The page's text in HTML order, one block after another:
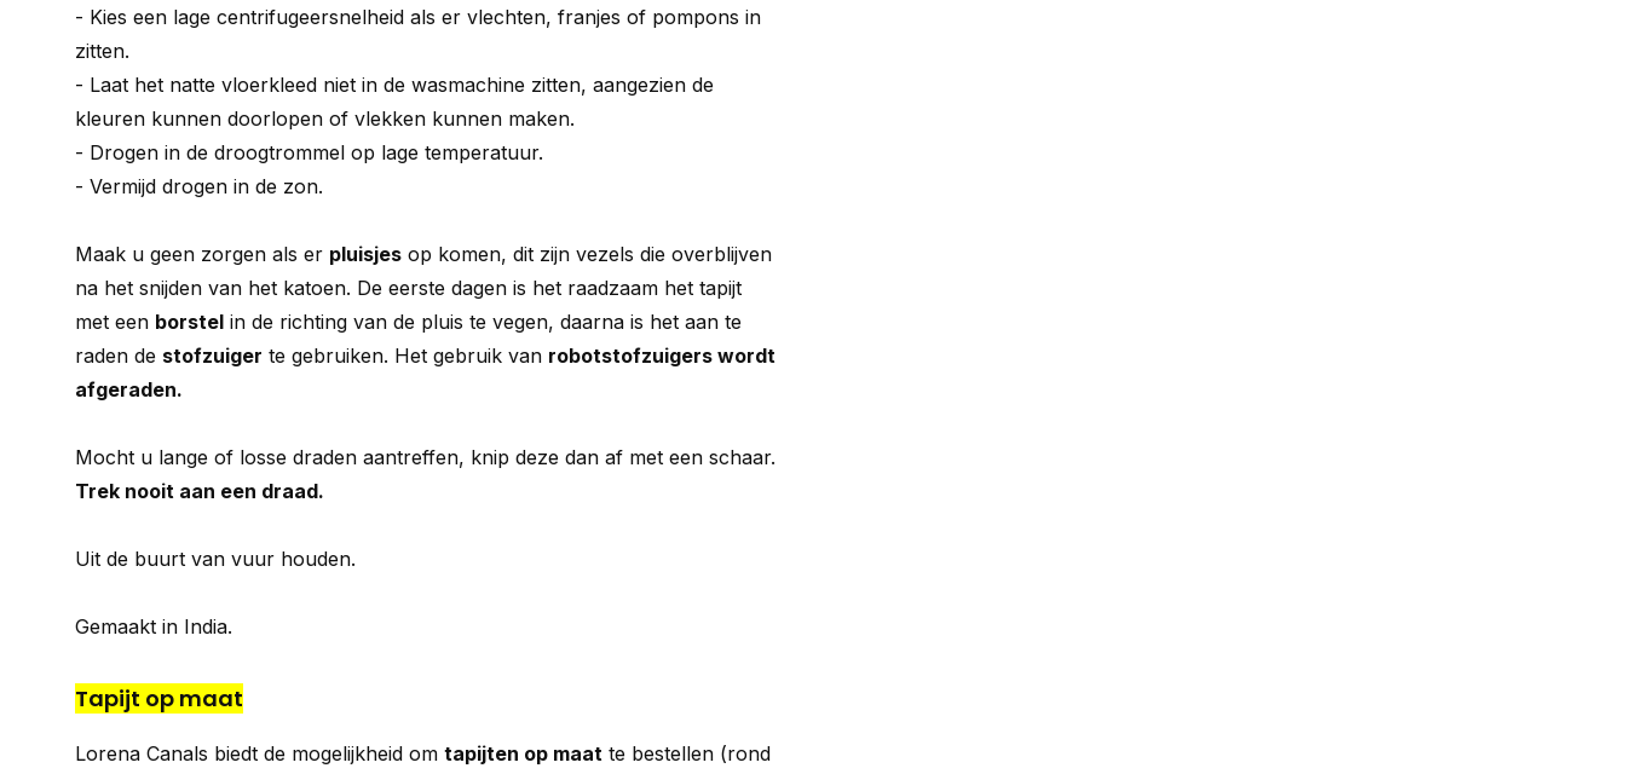
- Kies een lage centrifugeersnelheid als er vlechten, franjes of pompons in
zitten.
- Laat het natte vloerkleed niet in de wasmachine zitten, aangezien de
kleuren kunnen doorlopen of vlekken kunnen maken.
- Drogen in de droogtrommel op lage temperatuur.
- Vermijd drogen in de zon.
Maak u geen zorgen als er pluisjes op komen, dit zijn vezels die overblijven
na het snijden van het katoen. De eerste dagen is het raadzaam het tapijt
met een borstel in de richting van de pluis te vegen, daarna is het aan te
raden de stofzuiger te gebruiken. Het gebruik van robotstofzuigers wordt
afgeraden.
Mocht u lange of losse draden aantreffen, knip deze dan af met een schaar.
Trek nooit aan een draad.
Uit de buurt van vuur houden.
Gemaakt in India.
Tapijt op maat
Lorena Canals biedt de mogelijkheid om tapijten op maat te bestellen (rond